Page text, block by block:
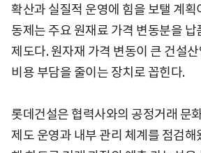
확산과 실질적 운영에 힘을 보탤 계획
동제는 주요 원재료 가격 변동분을
제도다. 원자재 가격 변동이 큰 건설
비용 부담을 줄이는 장치로 꼽힌다.
롯데건설은 협력사와의 공정거래 문
제도 운영과 내부 관리 체계를 점검해